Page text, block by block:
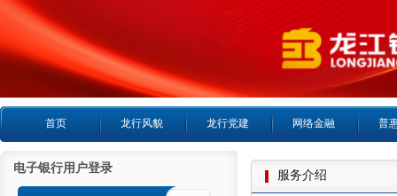
首页 龙行风貌 龙行党建 网络金融 普
电子银行用户登录
服务介绍